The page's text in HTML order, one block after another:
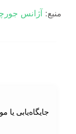
منبع:آژانس
جایگاه‌یابی یا